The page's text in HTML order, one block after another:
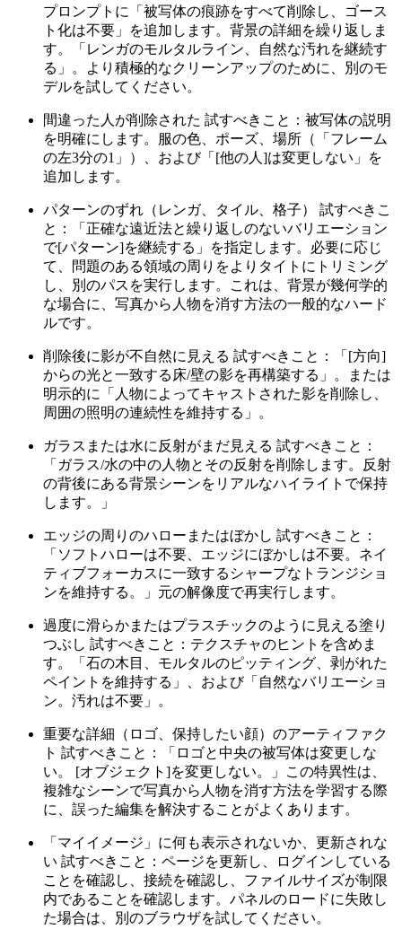
プロンプトに「被写体の痕跡をすべて削除し、ゴース
ト化は不要」を追加します。背景の詳細を繰り返しま
す。「レンガのモルタルライン、自然な汚れを継続す
る」。より積極的なクリーンアップのために、別のモ
デルを試してください。
間違った人が削除された 試すべきこと：被写体の説明
を明確にします。服の色、ポーズ、場所（「フレーム
の左3分の1」）、および「[他の人]は変更しない」を
追加します。
パターンのずれ（レンガ、タイル、格子） 試すべきこ
と：「正確な遠近法と繰り返しのないバリエーション
で[パターン]を継続する」を指定します。必要に応じ
て、問題のある領域の周りをよりタイトにトリミング
し、別のパスを実行します。これは、背景が幾何学的
な場合に、写真から人物を消す方法の一般的なハード
ルです。
削除後に影が不自然に見える 試すべきこと：「[方向]
からの光と一致する床/壁の影を再構築する」。または
明示的に「人物によってキャストされた影を削除し、
周囲の照明の連続性を維持する」。
ガラスまたは水に反射がまだ見える 試すべきこと：
「ガラス/水の中の人物とその反射を削除します。反射
の背後にある背景シーンをリアルなハイライトで保持
します。」
エッジの周りのハローまたはぼかし 試すべきこと：
「ソフトハローは不要、エッジにぼかしは不要。ネイ
ティブフォーカスに一致するシャープなトランジショ
ンを維持する。」元の解像度で再実行します。
過度に滑らかまたはプラスチックのように見える塗り
つぶし 試すべきこと：テクスチャのヒントを含めま
す。「石の木目、モルタルのピッティング、剥がれた
ペイントを維持する」、および「自然なバリエーショ
ン。汚れは不要」。
重要な詳細（ロゴ、保持したい顔）のアーティファク
ト 試すべきこと：「ロゴと中央の被写体は変更しな
い。 [オブジェクト]を変更しない。」この特異性は、
複雑なシーンで写真から人物を消す方法を学習する際
に、誤った編集を解決することがよくあります。
「マイイメージ」に何も表示されないか、更新されな
い 試すべきこと：ページを更新し、ログインしている
ことを確認し、接続を確認し、ファイルサイズが制限
内であることを確認します。パネルのロードに失敗し
た場合は、別のブラウザを試してください。